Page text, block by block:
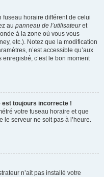
fuseau horaire différent de celui
au panneau de l’utilisateuret
à la zone où vous vous
etc.). Notez que la modification
n’est accessible qu’aux
c’est le bon moment
est toujours incorrecte !
votre fuseau horaire et que
le serveur ne soit pas à l’heure.
n’ait pas installé votre